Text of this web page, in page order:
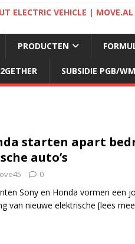
ELECTRIC VEHICLE | MOVE.AL
PRODUCTEN
SUBSIDIE PGB/
starten apart
auto’s
0
Sony en Honda vormen een
van nieuwe elektrische [lees